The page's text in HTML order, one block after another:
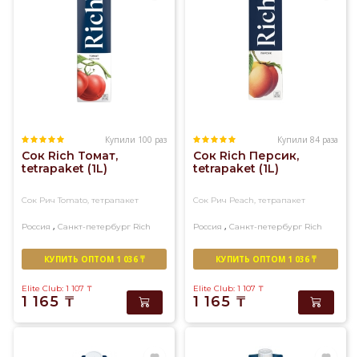
Купили 100 раз
Сок Rich Томат,
tetrapaket (1L)
Сок Рич Tomato, тетрапакет
Россия , Санкт-петербург Rich
КУПИТЬ ОПТОМ 1 036 ₸
Elite Club: 1 107 ₸
1 165 ₸
Купили 84 раза
Сок Rich Персик,
tetrapaket (1L)
Сок Рич Peach, тетрапакет
Россия , Санкт-петербург Rich
КУПИТЬ ОПТОМ 1 036 ₸
Elite Club: 1 107 ₸
1 165 ₸